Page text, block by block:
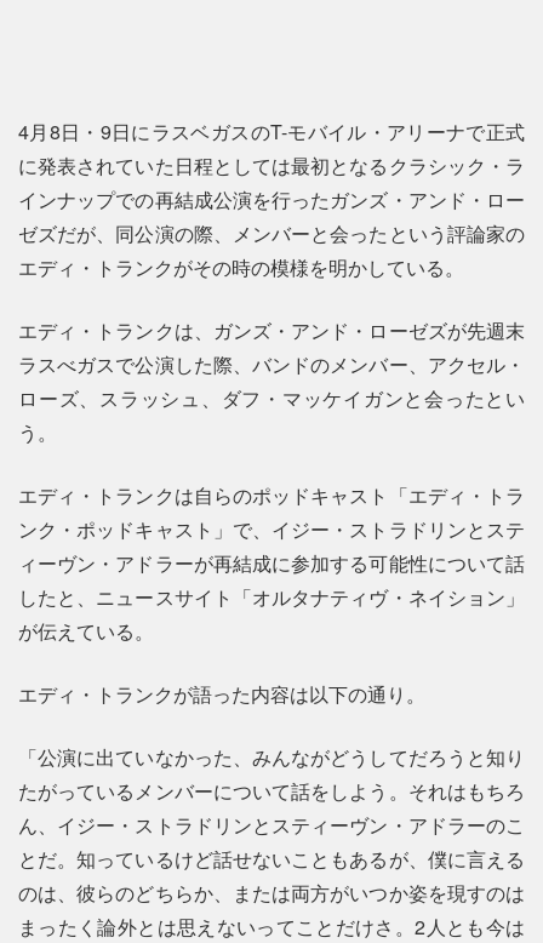
4月8日・9日にラスベガスのT-モバイル・アリーナで正式
に発表されていた日程としては最初となるクラシック・ラ
インナップでの再結成公演を行ったガンズ・アンド・ロー
ゼズだが、同公演の際、メンバーと会ったという評論家の
エディ・トランクがその時の模様を明かしている。
エディ・トランクは、ガンズ・アンド・ローゼズが先週末
ラスべガスで公演した際、バンドのメンバー、アクセル・
ローズ、スラッシュ、ダフ・マッケイガンと会ったとい
う。
エディ・トランクは自らのポッドキャスト「エディ・トラ
ンク・ポッドキャスト」で、イジー・ストラドリンとステ
ィーヴン・アドラーが再結成に参加する可能性について話
したと、ニュースサイト「オルタナティヴ・ネイション」
が伝えている。
エディ・トランクが語った内容は以下の通り。
「公演に出ていなかった、みんながどうしてだろうと知り
たがっているメンバーについて話をしよう。それはもちろ
ん、イジー・ストラドリンとスティーヴン・アドラーのこ
とだ。知っているけど話せないこともあるが、僕に言える
のは、彼らのどちらか、または両方がいつか姿を現すのは
まったく論外とは思えないってことだけさ。2人とも今は